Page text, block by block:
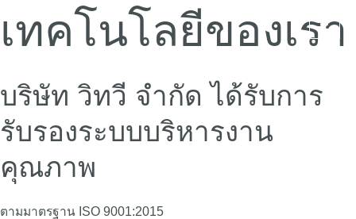
เทคโนโลยีของเรา
บริษัท วิทวี จำกัด ได้รับการ
รับรองระบบบริหารงาน
คุณภาพ
ตามมาตรฐาน ISO 9001:2015